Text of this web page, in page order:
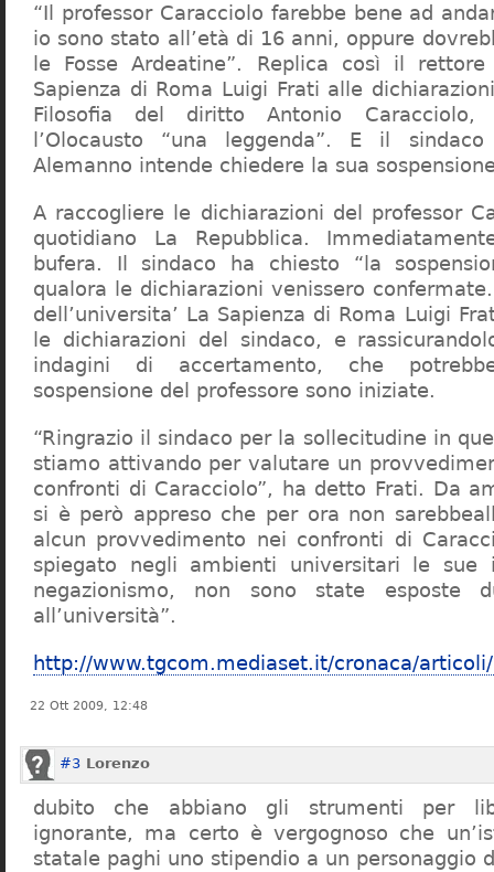
“Il professor Caracciolo farebbe bene ad
io sono stato all’età di 16 anni, oppure
le Fosse Ardeatine”. Replica così il rettore
Sapienza di Roma Luigi Frati alle
Filosofia del diritto Antonio
l’Olocausto “una leggenda”. E il
Alemanno intende chiedere la sua
A raccogliere le dichiarazioni del professor
quotidiano La Repubblica.
bufera. Il sindaco ha chiesto “la
qualora le dichiarazioni venissero
dell’universita’ La Sapienza di Roma Luigi
le dichiarazioni del sindaco, e
indagini di accertamento, che
sospensione del professore sono iniziate.
“Ringrazio il sindaco per la sollecitudine in
stiamo attivando per valutare un
confronti di Caracciolo”, ha detto Frati. Da
si è però appreso che per ora non
alcun provvedimento nei confronti di
spiegato negli ambienti universitari le sue
negazionismo, non sono state esposte
all’università”.
http://www.tgcom.mediaset.it/cronaca/
22 Ott 2009, 12:48
#3 Lorenzo
dubito che abbiano gli strumenti per
ignorante, ma certo è vergognoso che
statale paghi uno stipendio a un personaggio